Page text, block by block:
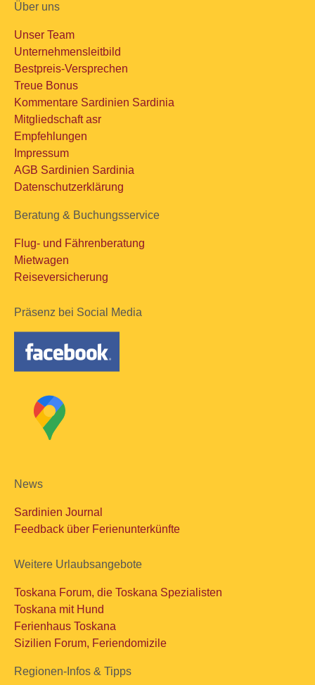
Über uns
Unser Team
Unternehmensleitbild
Bestpreis-Versprechen
Treue Bonus
Kommentare Sardinien Sardinia
Mitgliedschaft asr
Empfehlungen
Impressum
AGB Sardinien Sardinia
Datenschutzerklärung
Beratung & Buchungsservice
Flug- und Fährenberatung
Mietwagen
Reiseversicherung
Präsenz bei Social Media
News
Sardinien Journal
Feedback über Ferienunterkünfte
Weitere Urlaubsangebote
Toskana Forum, die Toskana Spezialisten
Toskana mit Hund
Ferienhaus Toskana
Sizilien Forum, Feriendomizile
Regionen-Infos & Tipps